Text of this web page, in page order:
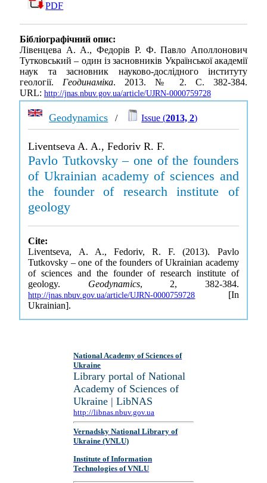
PDF
Бібліографічний опис:
Лівенцева А. А., Федорів Р. Ф. Павло Аполлонович
Тутковський – один із засновників Української академії
наук та засновник науково-дослідного інституту
геології. Геодинаміка. 2013. № 2. С. 382-384.
URL: http://jnas.nbuv.gov.ua/article/UJRN-0000759728
Geodynamics / Issue (2013, 2)
Liventseva A. A., Fedoriv R. F.
Pavlo Tutkovsky – one of the founders
of Ukrainian academy of sciences and
the founder of research institute of
geology
Cite:
Liventseva, A. A., Fedoriv, R. F. (2013). Pavlo
Tutkovsky – one of the founders of Ukrainian academy
of sciences and the founder of research institute of
geology. Geodynamics, 2, 382-384.
http://jnas.nbuv.gov.ua/article/UJRN-0000759728 [In
Ukrainian].
National Academy of Sciences of
Ukraine
Library portal of National
Academy of Sciences of
Ukraine | LibNAS
http://libnas.nbuv.gov.ua
Vernadsky National Library of
Ukraine (VNLU)
Institute of Information
Technologies of VNLU